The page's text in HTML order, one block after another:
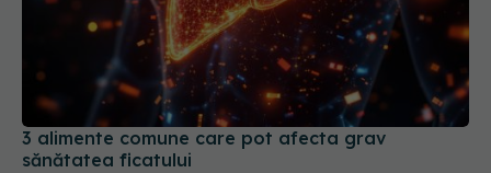
3 alimente comune care pot afecta grav
sănătatea ficatului
22 dec 2025, 14:34